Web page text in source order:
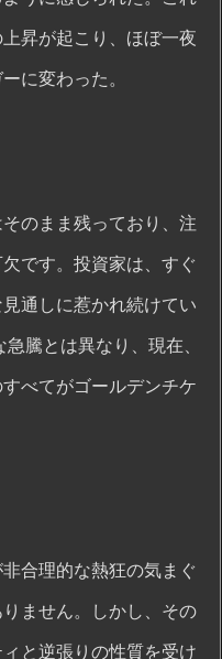
昇が起こり、ほぼ一夜
に変わった。
のまま残っており、注
です。投資家は、すぐ
通しに惹かれ続けてい
騰とは異なり、現在、
べてがゴールデンチケ
合理的な熱狂の気まぐ
ません。しかし、その
と逆張りの性質を受け